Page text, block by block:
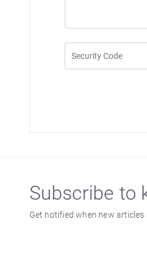
Subscribe to
Get notified when new